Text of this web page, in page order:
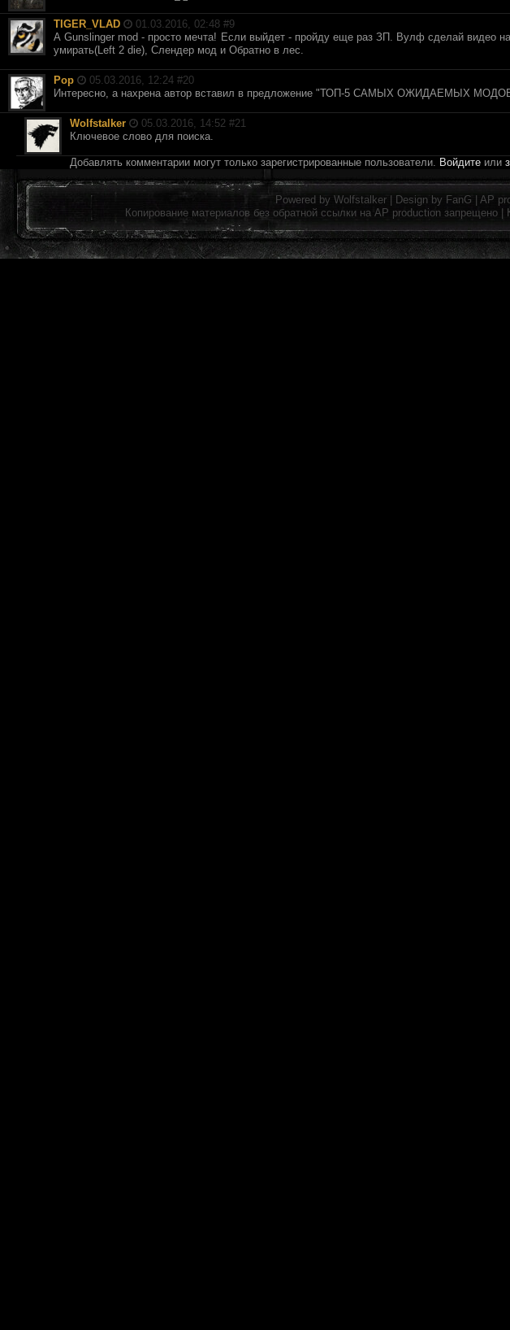
TIGER_VLAD 01.03.2016, 02:48 #9
А Gunslinger mod - просто мечта! Если выйдет - пройду еще раз ЗП. Вулф сделай видео
умирать(Left 2 die), Слендер мод и Обратно в лес.
Pop 05.03.2016, 12:24 #20
Интересно, а нахрена автор вставил в предложение "ТОП-5 САМЫХ ОЖИДАЕМЫХ
Wolfstalker 05.03.2016, 14:52 #21
Ключевое слово для поиска.
Добавлять комментарии могут только зарегистрированные пользователи. Войдите или
Powered by Wolfstalker | Design by FanG | AP
Копирование материалов без обратной ссылки на AP production запрещено |